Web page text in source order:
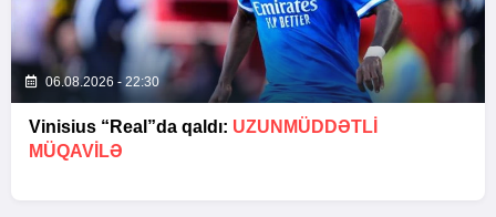
06.08.2026 - 22:30
Vinisius “Real”da qaldı: UZUNMÜDDƏTLİ
MÜQAVİLƏ